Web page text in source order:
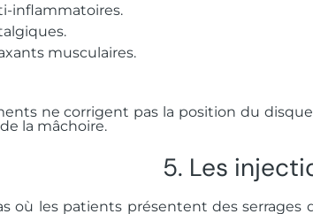
inflammatoires.
musculaires.
ne corrigent pas la position du
la mâchoire.
5. Les
où les patients présentent des